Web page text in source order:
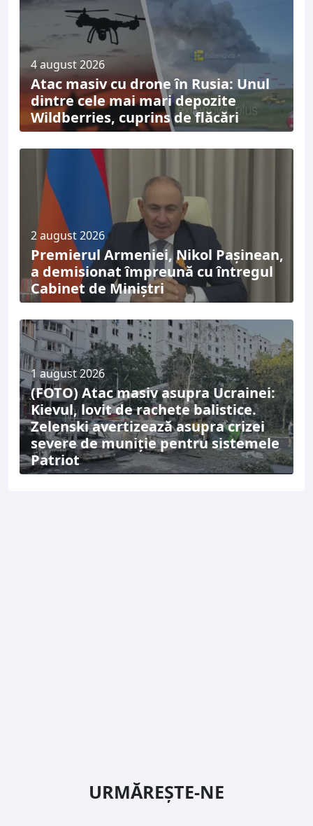
4 august 2026
Atac masiv cu drone în Rusia: Unul
dintre cele mai mari depozite
Wildberries, cuprins de flăcări
2 august 2026
Premierul Armeniei, Nikol Pașinean,
a demisionat împreună cu întregul
Cabinet de Miniștri
1 august 2026
(FOTO) Atac masiv asupra Ucrainei:
Kievul, lovit de rachete balistice.
Zelenski avertizează asupra crizei
severe de muniție pentru sistemele
Patriot
URMĂREȘTE-NE